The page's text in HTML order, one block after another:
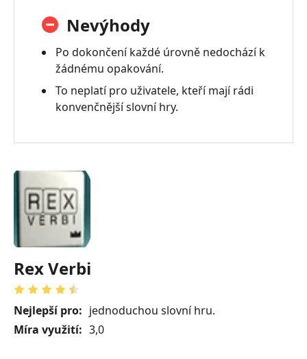
Nevýhody
Po dokončení každé úrovně nedochází k
žádnému opakování.
To neplatí pro uživatele, kteří mají rádi
konvenčnější slovní hry.
Rex Verbi
Nejlepší pro: jednoduchou slovní hru.
Míra využití: 3,0